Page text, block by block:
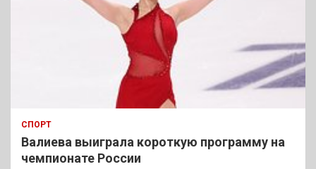
СПОРТ
Валиева выиграла короткую программу на
чемпионате России